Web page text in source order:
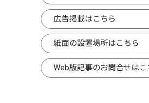
広告掲載はこちら
紙面の設置場所はこちら
Web版記事のお問合せはこ